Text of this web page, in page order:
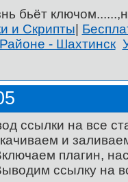
бьёт
и Скрипты
- Шахтинск
ссылки на все
и
плагин,
ссылку на